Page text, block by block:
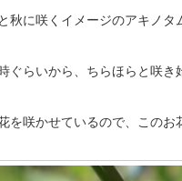
秋に咲くイメージのアキノタ
ぐらいから、ちらほらと咲き
を咲かせているので、このお